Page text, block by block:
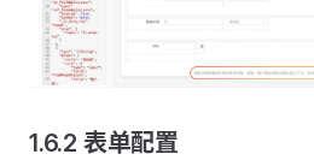
1.6.2 表单配置